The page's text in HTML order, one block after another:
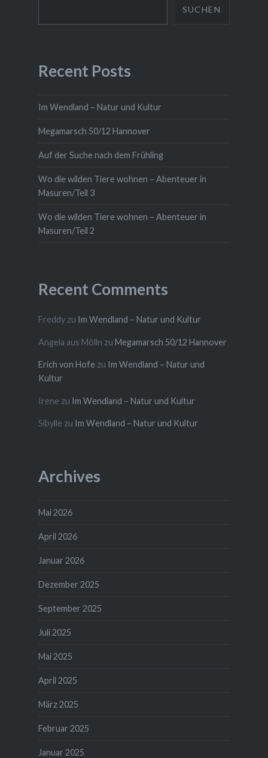
SUCHEN
Recent Posts
Im Wendland – Natur und Kultur
Megamarsch 50/12 Hannover
Auf der Suche nach dem Frühling
Wo die wilden Tiere wohnen – Abenteuer in
Masuren/Teil 3
Wo die wilden Tiere wohnen – Abenteuer in
Masuren/Teil 2
Recent Comments
Freddyzu Im Wendland – Natur und Kultur
Angela aus Mölln zu Megamarsch 50/12 Hannover
Erich von Hofe zu Im Wendland – Natur und
Kultur
Irene zu Im Wendland – Natur und Kultur
Sibylle zu Im Wendland – Natur und Kultur
Archives
Mai 2026
April 2026
Januar 2026
Dezember 2025
September 2025
Juli 2025
Mai 2025
April 2025
März 2025
Februar 2025
Januar 2025